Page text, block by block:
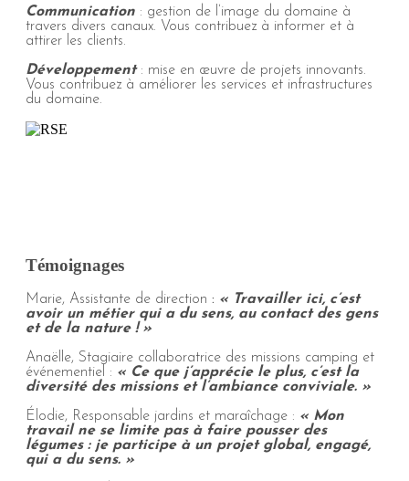
Communication : gestion de l’image du domaine à
travers divers canaux. Vous contribuez à informer et à
attirer les clients.
Développement : mise en œuvre de projets innovants.
Vous contribuez à améliorer les services et infrastructures
du domaine.
Témoignages
Marie, Assistante de direction : « Travailler ici, c’est
avoir un métier qui a du sens, au contact des gens
et de la nature ! »
Anaëlle, Stagiaire collaboratrice des missions camping et
événementiel : « Ce que j’apprécie le plus, c’est la
diversité des missions et l’ambiance conviviale. »
Élodie, Responsable jardins et maraîchage : « Mon
travail ne se limite pas à faire pousser des
légumes : je participe à un projet global, engagé,
qui a du sens. »